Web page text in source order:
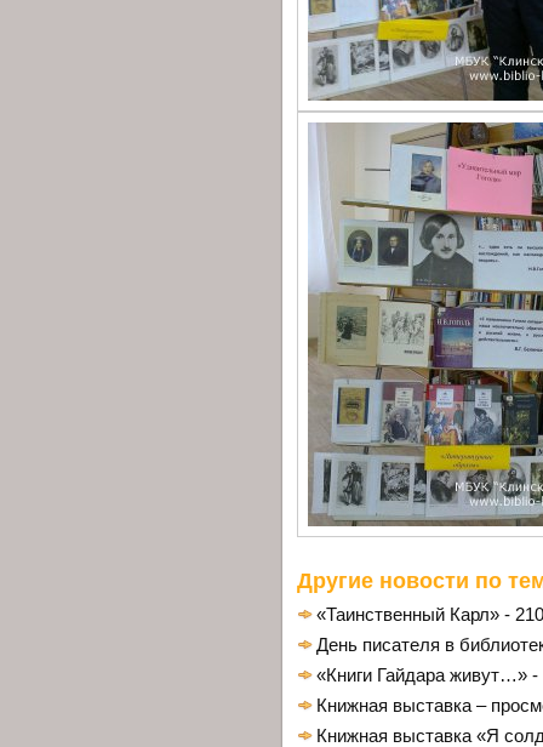
Другие новости по
«Таинственный Карл» -
День писателя в
«Книги Гайдара живут…»
Книжная выставка –
Книжная выставка «Я